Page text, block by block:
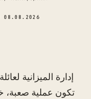
08.08.2026
إدارة الميزانية
تكون عملية صعبة،